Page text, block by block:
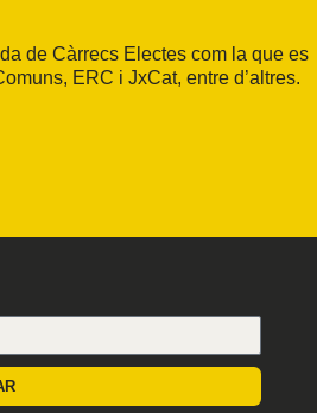
de Càrrecs Electes com la que es
ERC i JxCat, entre d’altres.